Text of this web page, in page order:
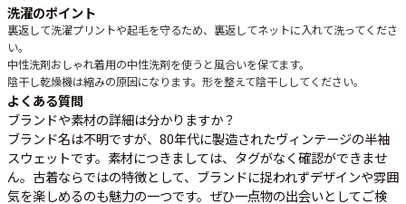
洗濯のポイント
裏返して洗濯プリントや起毛を守るため、裏返してネットに入れて洗ってくださ
い。
中性洗剤おしゃれ着用の中性洗剤を使うと風合いを保てます。
陰干し乾燥機は縮みの原因になります。形を整えて陰干ししてください。
よくある質問
ブランドや素材の詳細は分かりますか？
ブランド名は不明ですが、80年代に製造されたヴィンテージの半袖
スウェットです。素材につきましては、タグがなく確認ができませ
ん。古着ならではの特徴として、ブランドに捉われずデザインや雰囲
気を楽しめるのも魅力の一つです。ぜひ一点物の出会いとしてご検